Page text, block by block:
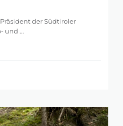
der Südtiroler
und ...